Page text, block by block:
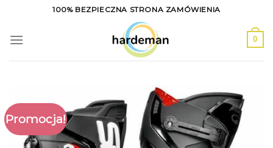
content
100% BEZPIECZNA STRONA ZAMÓWIENIA
0
Promocja!